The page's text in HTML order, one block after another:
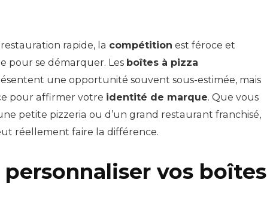
rapide, la compétition est féroce et
pour se démarquer. Les boîtes à pizza
une opportunité souvent sous-estimée, mais
pour affirmer votre identité de marque. Que vous
petite pizzeria ou d’un grand restaurant franchisé,
réellement faire la différence.
vos boîtes